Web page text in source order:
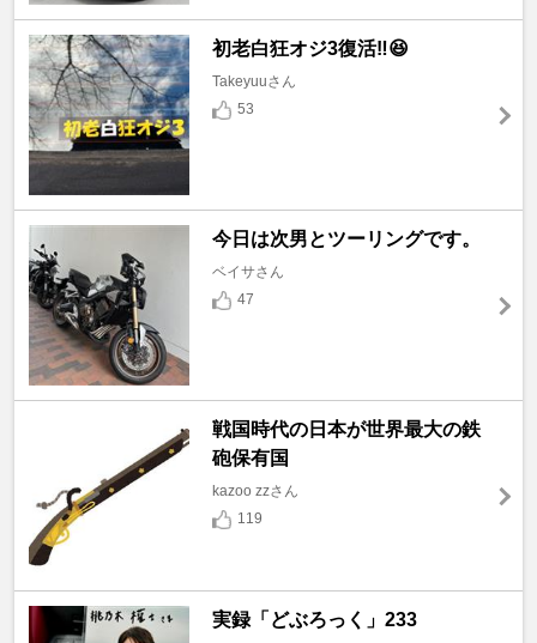
初老白狂オジ3復活‼️😆
Takeyuuさん
53
今日は次男とツーリングです。
ベイサさん
47
戦国時代の日本が世界最大の鉄
砲保有国
kazoo zzさん
119
実録「どぶろっく」233